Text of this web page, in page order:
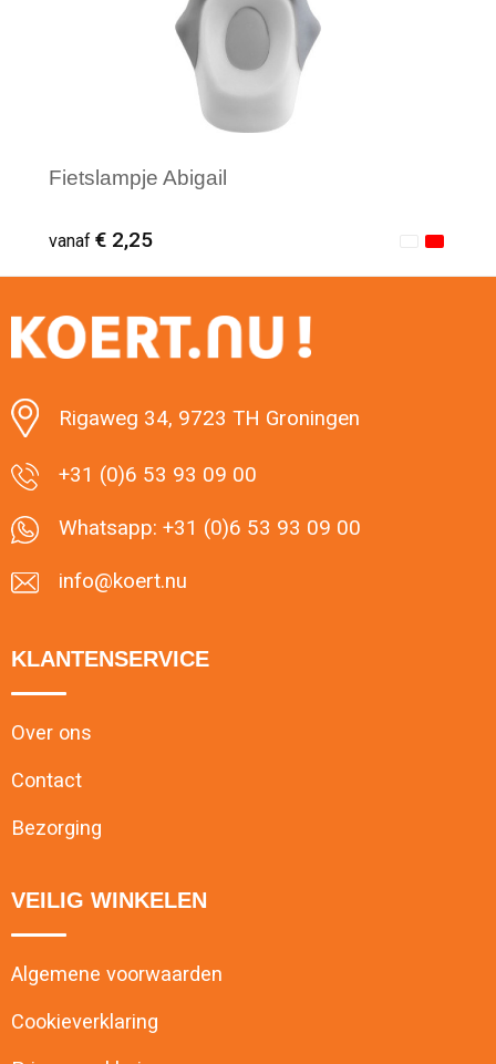
Fietslampje Abigail
vanaf € 2,25
Minimale afname: 1
Rigaweg 34, 9723 TH Groningen
+31 (0)6 53 93 09 00
Whatsapp: +31 (0)6 53 93 09 00
info@koert.nu
KLANTENSERVICE
Over ons
Contact
Bezorging
VEILIG WINKELEN
Algemene voorwaarden
Cookieverklaring